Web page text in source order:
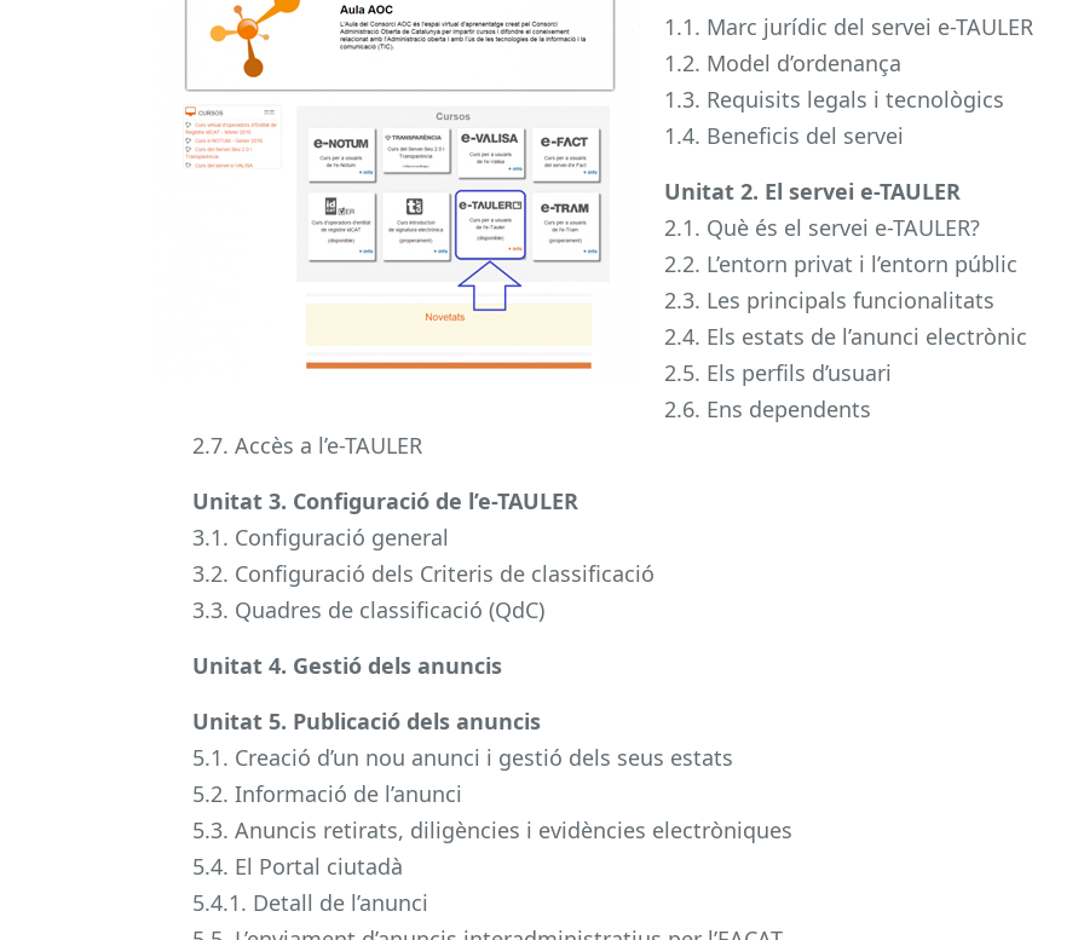
1.1. Marc jurídic del servei e-TAULER
1.2. Model d’ordenança
1.3. Requisits legals i tecnològics
1.4. Beneficis del servei
Unitat 2. El servei e-TAULER
2.1. Què és el servei e-TAULER?
2.2. L’entorn privat i l’entorn públic
2.3. Les principals funcionalitats
2.4. Els estats de l’anunci electrònic
2.5. Els perfils d’usuari
2.6. Ens dependents
2.7. Accès a l’e-TAULER
Unitat 3. Configuració de l’e-TAULER
3.1. Configuració general
3.2. Configuració dels Criteris de classificació
3.3. Quadres de classificació (QdC)
Unitat 4. Gestió dels anuncis
Unitat 5. Publicació dels anuncis
5.1. Creació d’un nou anunci i gestió dels seus estats
5.2. Informació de l’anunci
5.3. Anuncis retirats, diligències i evidències electròniques
5.4. El Portal ciutadà
5.4.1. Detall de l’anunci